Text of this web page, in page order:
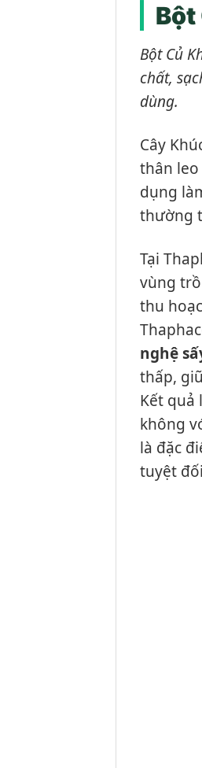
Bột
Bột Củ
chất,
dùng.
Cây
thân leo
dụng
thường
Tại
vùng
thu
nghệ
thấp,
Kết quả
không
là đặc
tuyệt